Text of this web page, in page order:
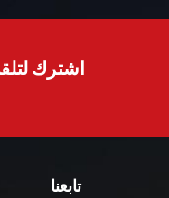
اشترك
تابعنا